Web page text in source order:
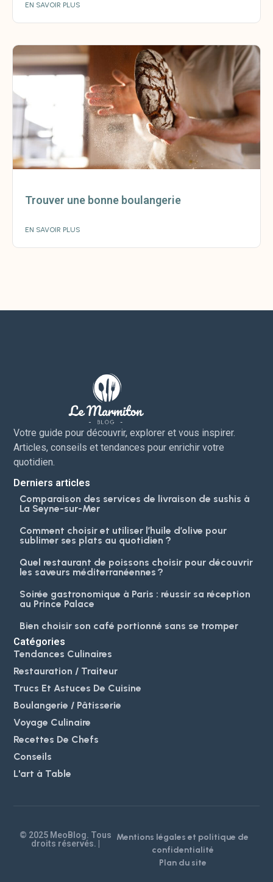
EN SAVOIR PLUS
Trouver une bonne boulangerie
EN SAVOIR PLUS
Votre guide pour découvrir, explorer et vous inspirer.
Articles, conseils et tendances pour enrichir votre
quotidien.
Derniers articles
Comparaison des services de livraison de sushis à
La Seyne-sur-Mer
Comment choisir et utiliser l’huile d’olive pour
sublimer ses plats au quotidien ?
Quel restaurant de poissons choisir pour découvrir
les saveurs méditerranéennes ?
Soirée gastronomique à Paris : réussir sa réception
au Prince Palace
Bien choisir son café portionné sans se tromper
Catégories
Tendances Culinaires
Restauration / Traiteur
Trucs Et Astuces De Cuisine
Boulangerie / Pâtisserie
Voyage Culinaire
Recettes De Chefs
Conseils
L'art à Table
© 2025 MeoBlog. Tous
droits réservés. |
Mentions légales et politique de
confidentialité
Plan du site